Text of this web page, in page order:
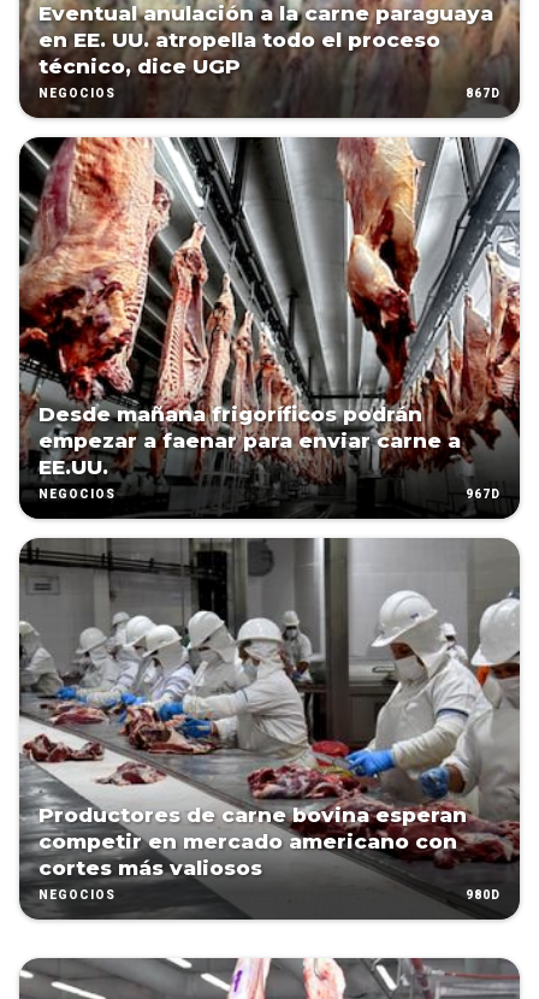
Eventual anulación a la carne paraguaya
en EE. UU. atropella todo el proceso
técnico, dice UGP
NEGOCIOS 867D
Desde mañana frigoríficos podrán
empezar a faenar para enviar carne a
EE.UU.
NEGOCIOS 967D
Productores de carne bovina esperan
competir en mercado americano con
cortes más valiosos
NEGOCIOS 980D